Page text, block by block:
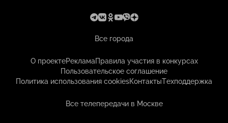
Все города
О проектеРекламаПравила участия в конкурсах
Пользовательское соглашение
Политика использования cookiesКонтактыТехподдержка
Все телепередачи в Москве